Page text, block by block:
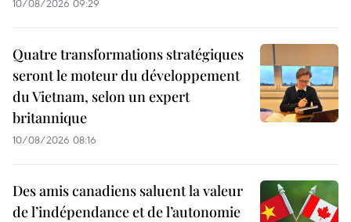
10/08/2026 09:29
Quatre transformations stratégiques
seront le moteur du développement
du Vietnam, selon un expert
britannique
10/08/2026 08:16
Des amis canadiens saluent la valeur
de l’indépendance et de l’autonomie